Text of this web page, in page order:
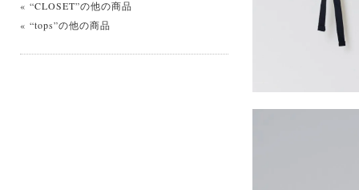
« “CLOSET”の他の商品
« “tops”の他の商品